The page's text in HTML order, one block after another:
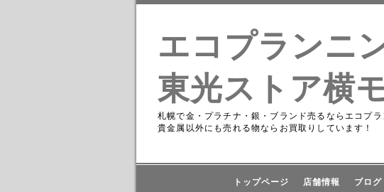
エコプランニ
東光ストア横
札幌で金・プラチナ・銀・ブランド売るならエコプ
貴金属以外にも売れる物ならお買取りしています！
トップページ 店舗情報 ブログ